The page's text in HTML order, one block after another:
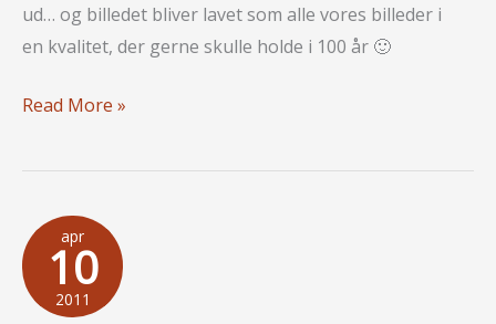
ud… og billedet bliver lavet som alle vores billeder i
en kvalitet, der gerne skulle holde i 100 år 🙂
(Jule)
til
Read More »
apr
10
2011